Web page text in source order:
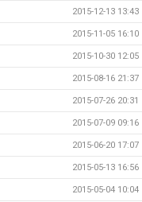
2015-12-13 13:43
2015-11-05 16:10
2015-10-30 12:05
2015-08-16 21:37
2015-07-26 20:31
2015-07-09 09:16
2015-06-20 17:07
2015-05-13 16:56
2015-05-04 10:04